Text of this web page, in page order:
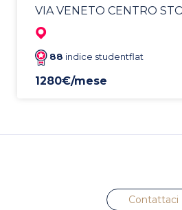
VIA VENETO CENTRO
88 indice studentflat
1280€/mese
Contattaci